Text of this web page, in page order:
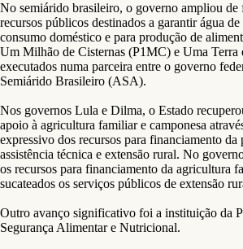
No semiárido brasileiro, o governo ampliou de
recursos públicos destinados a garantir água
consumo doméstico e para produção de
Um Milhão de Cisternas (P1MC) e Uma Terra
executados numa parceira entre o governo
Semiárido Brasileiro (ASA).
Nos governos Lula e Dilma, o Estado
apoio à agricultura familiar e camponesa
expressivo dos recursos para financiamento da
assistência técnica e extensão rural. No
os recursos para financiamento da agricultura
sucateados os serviços públicos de extensão
Outro avanço significativo foi a instituição da
Segurança Alimentar e Nutricional.